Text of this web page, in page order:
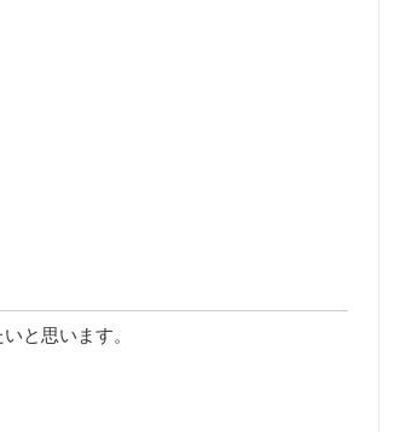
と思います。